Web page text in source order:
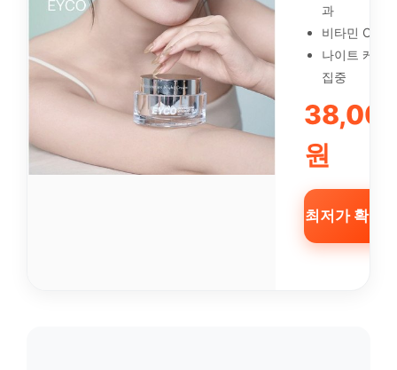
과
비타민 C 광
나이트 케어
집중
원
최저가 확인